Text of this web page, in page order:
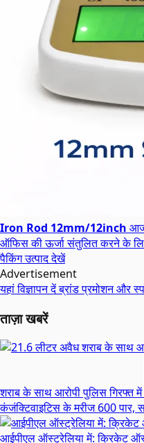
Iron Rod 12mm/12inch
ऑफिस की ऊर्जा संतुलित करने के
पैकिंगउत्पाद देखें
Advertisement
यहां विज्ञापन देंब्रांड प्रमोशन और
ताज़ा खबरें
शराब के साथ आरोपी पुलिस गिरफ्त में
कंजंक्टिवाइटिस के मरीज 600 पार,
आईपीएल ऑस्ट्रेलिया में: क्रिकेट